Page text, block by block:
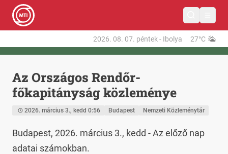
2026. 08. 07. péntek- Ibolya 27°C
Az Országos Rendőr-
főkapitányság közleménye
2026. március 3., kedd 0:56 Budapest Nemzeti Közleménytár
Budapest, 2026. március 3., kedd - Az előző nap
adatai számokban.